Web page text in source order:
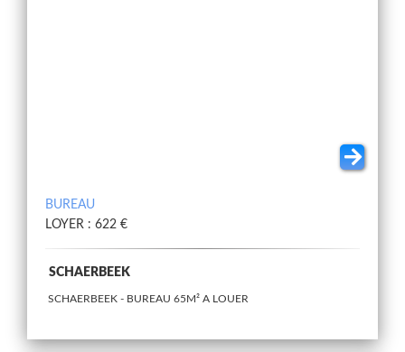
BUREAU
LOYER : 622 €
SCHAERBEEK
SCHAERBEEK - BUREAU 65M² A LOUER